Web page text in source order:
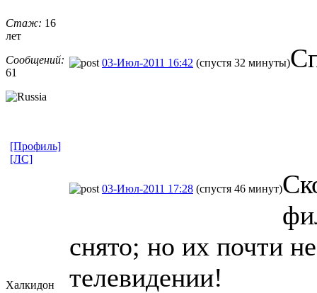
Стаж: 16
лет
Сообщений:
61
03-Июл-2011 16:42 (спустя 32 минуты)
[Профиль]
[ЛС]
Халкидон
03-Июл-2011 17:28 (спустя 46 минут)
снято; но их почти
телевидении!